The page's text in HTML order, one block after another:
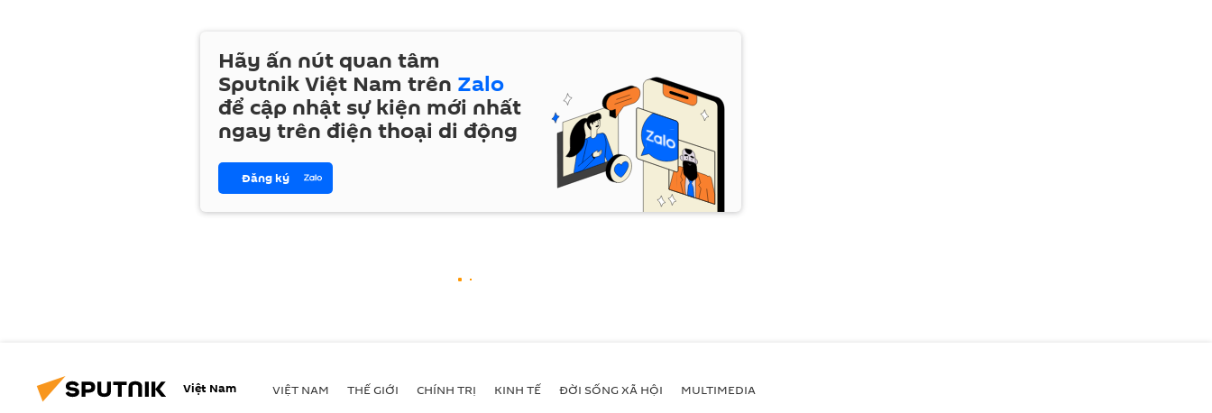
Hãy ấn nút quan tâm
Sputnik Việt Nam trên Zalo
để cập nhật sự kiện mới nhất
ngay trên điện thoại di động
Đăng ký
Việt Nam VIỆT NAM THẾ GIỚI CHÍNH TRỊ KINH TẾ ĐỜI SỐNG XÃ HỘI MULTIMEDIA